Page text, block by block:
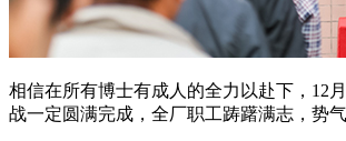
相信在所有博士有成人的全力以赴下，12
战一定圆满完成，全厂职工踌躇满志，势气